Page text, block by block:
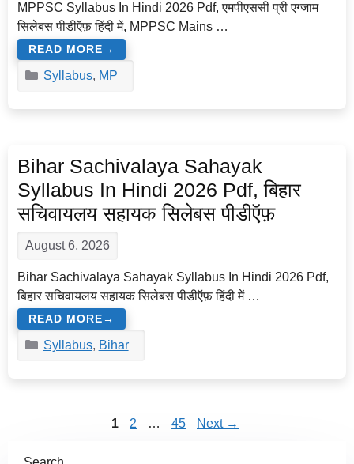
MPPSC Syllabus In Hindi 2026 Pdf, एमपीएससी प्री एग्जाम
सिलेबस पीडीऍफ़ हिंदी में, MPPSC Mains …
READ MORE
Categories
Syllabus, MP
Bihar Sachivalaya Sahayak
Syllabus In Hindi 2026 Pdf, बिहार
सचिवायलय सहायक सिलेबस पीडीऍफ़
August 6, 2026
Bihar Sachivalaya Sahayak Syllabus In Hindi 2026 Pdf,
बिहार सचिवायलय सहायक सिलेबस पीडीऍफ़ हिंदी में …
READ MORE
Categories
Syllabus, Bihar
Page
1 Page
2 … Page
45 Next →